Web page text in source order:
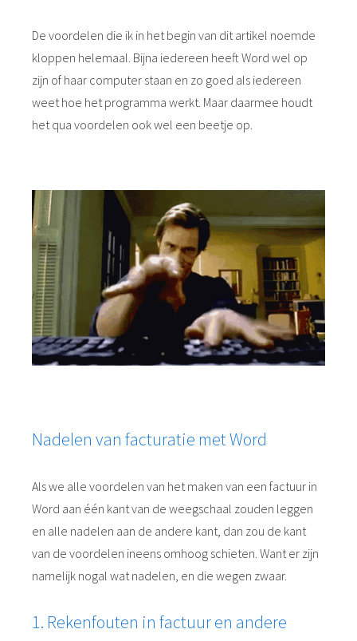
De voordelen die ik in het begin van dit artikel noemde
kloppen helemaal. Bijna iedereen heeft Word wel op
zijn of haar computer staan en zo goed als iedereen
weet hoe het programma werkt. Maar daarmee houdt
het qua voordelen ook wel een beetje op.
Nadelen van facturatie met Word
Als we alle voordelen van het maken van een factuur in
Word aan één kant van de weegschaal zouden leggen
en alle nadelen aan de andere kant, dan zou de kant
van de voordelen ineens omhoog schieten. Want er zijn
namelijk nogal wat nadelen, en die wegen zwaar.
1. Rekenfouten in factuur en andere